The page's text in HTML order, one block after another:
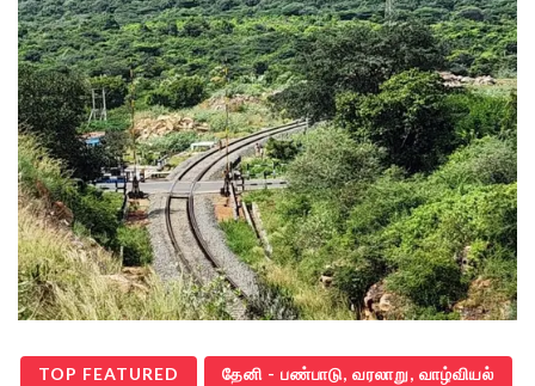
TOP FEATURED தேனி - பண்பாடு, வரலாறு, வாழ்வியல்